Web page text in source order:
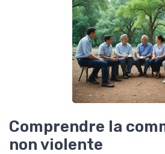
Comprendre la
non violente